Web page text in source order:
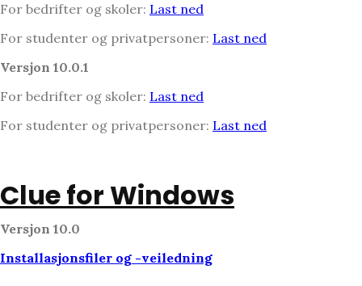
For bedrifter og skoler: Last ned
For studenter og privatpersoner: Last ned
Versjon 10.0.1
For bedrifter og skoler: Last ned
For studenter og privatpersoner: Last ned
Clue for Windows
Versjon 10.0
Installasjonsfiler og -veiledning